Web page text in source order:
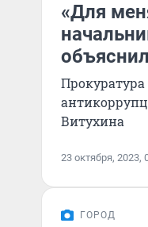
«Для
Витухина
23 октября, 2023,
ГОРОД